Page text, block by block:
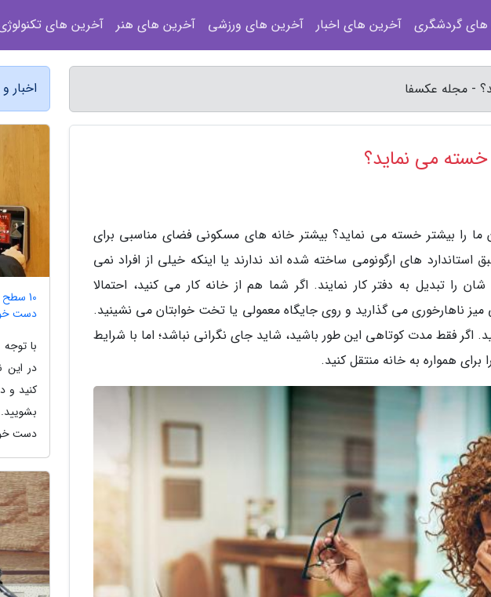
- مجله عکسفا
خسته می نماید؟
ما را بیشتر خسته می نماید؟ بیشتر خانه های مسکونی فضای مناسبی برای
های ارگونومی ساخته شده اند ندارند یا اینکه خیلی از افراد نمی
را تبدیل به دفتر کار نمایند. اگر شما هم از خانه کار می کنید، احتمالا
میز ناهارخوری می گذارید و روی جایگاه معمولی یا تخت خوابتان می نشینید.
اگر فقط مدت کوتاهی این طور باشید، شاید جای نگرانی نباشد؛ اما با شرایط
همواره به خانه منتقل کنید.
اخبار
10
دست
در این
کنید و
دست
های گردشگری آخرین های اخبار آخرین های ورزشی آخرین های هنر آخرین های